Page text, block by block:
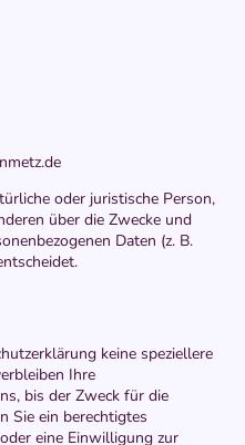
oder juristische Person,
über die Zwecke und
Daten (z. B.
keine speziellere
Ihre
bis der Zweck für die
Sie ein berechtigtes
eine Einwilligung zur